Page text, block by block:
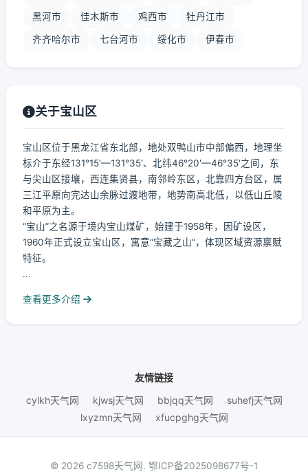
黑河市 佳木斯市 鸡西市 牡丹江市
齐齐哈尔市 七台河市 绥化市 伊春市
关于宝山区
宝山区位于黑龙江省东北部，地处双鸭山市中部偏西，地理坐
标介于东经131°15′—131°35′、北纬46°20′—46°35′之间，东
与尖山区接壤，西连集贤县，南邻岭东区，北靠四方台区，属
三江平原向完达山余脉过渡地带，地势南高北低，以低山丘陵
和平原为主。
“宝山”之名源于境内宝山煤矿，始建于1958年，因矿设区，
1960年正式设立宝山区，寓意“宝藏之山”，体现区域资源禀赋
特征。
...
查看更多介绍
友情链接
cylkh天气网
kjwsj天气网 bbjqq天气网
suhefj天气网
lxyzmn天气网
xfucpghg天气网
© 2026 c7598天气网. 鄂ICP备2025098677号-1